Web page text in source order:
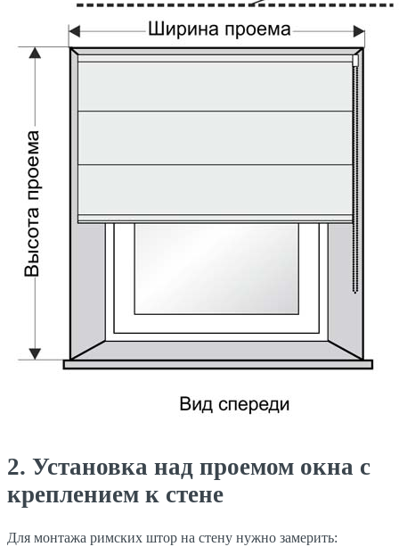
2. Установка над проемом окна с
креплением к стене
Для монтажа римских штор на стену нужно замерить: